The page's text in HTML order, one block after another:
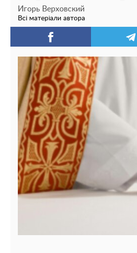
Игорь Верховский
Всі матеріали автора